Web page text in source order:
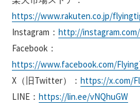
https://www.rakuten.co.jp/
Instagram： http://
Facebook：
https://www.facebook.com/
X（旧Twitter）： https://x.com/
LINE： https://lin.ee/vNQhuGW